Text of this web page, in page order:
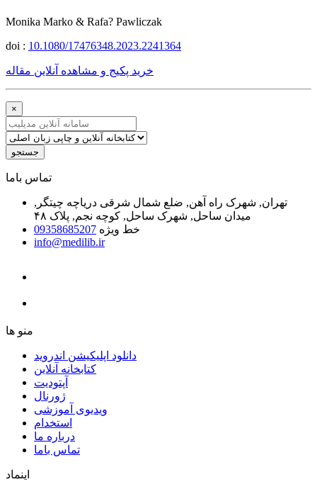
Monika Marko & Rafa? Pawliczak
doi : 10.1080/17476348.2023.2241364
خرید پکیج و مشاهده آنلاین مقاله
×
جستجو
ﺗﻤﺎﺱ ﺑﺎﻣﺎ
تهران, شهرک راه آهن, ضلع شمال شرقی دریاچه چیتگر,
میدان ساحل, شهرک ساحل, کوچه نجم, پلاک ۴۸
خط ویژه 09358685207
info@medilib.ir
ﻣﻨﻮ ﻫﺎ
دانلود اپلیکیشن اندروید
ﮐﺘﺎﺑﺨﺎﻧﻪ ﺁﻧﻼﯾﻦ
ﺁﭘﺘﻮﺩﯾﺖ
ﮊﻭﺭﻧﺎﻝ
ویدیوی آموزشی
استخدام
درباره ما
ﺗﻤﺎﺱ ﺑﺎﻣﺎ
اینماد